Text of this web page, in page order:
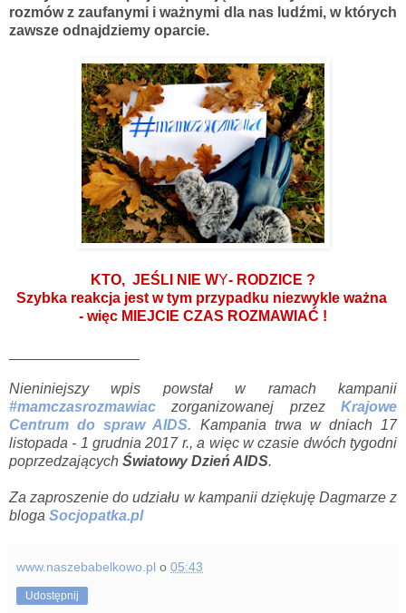
rozmów z zaufanymi i ważnymi dla nas ludźmi, w których
zawsze odnajdziemy oparcie.
KTO, JEŚLI NIE WY- RODZICE ?
Szybka reakcja jest w tym przypadku niezwykle ważna
- więc MIEJCIE CZAS ROZMAWIAĆ !
Nieniniejszy wpis powstał w ramach kampanii
#mamczasrozmawiac zorganizowanej przez Krajowe
Centrum do spraw AIDS. Kampania trwa w dniach 17
listopada - 1 grudnia 2017 r., a więc w czasie dwóch tygodni
poprzedzających Światowy Dzień AIDS.
Za zaproszenie do udziału w kampanii dziękuję Dagmarze z
bloga Socjopatka.pl
www.naszebabelkowo.pl o 05:43
Udostępnij